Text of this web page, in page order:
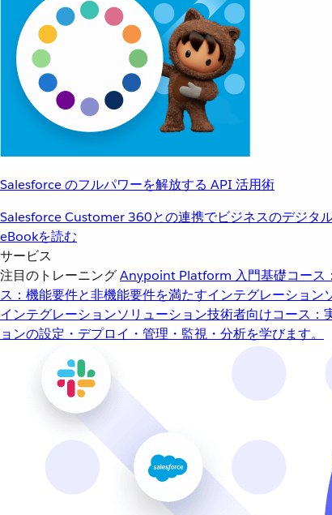
Salesforce のフルパワーを解放する API 活用術
Salesforce Customer 360との連携でビジネスのデジタ
eBookを読む
サービス
注目のトレーニングAnypoint Platform 入門基礎コース
ス：機能要件と非機能要件を満たすインテグレーション
インテグレーションソリューション技術者向けコース：
ョンの設定・デプロイ・管理・監視・分析を学びます。